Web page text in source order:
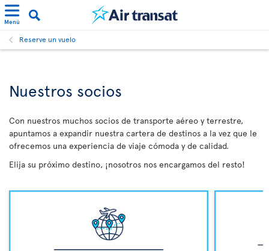
Menú
Reserve un vuelo
Nuestros socios
Con nuestros muchos socios de transporte aéreo y terrestre,
apuntamos a expandir nuestra cartera de destinos a la vez que le
ofrecemos una experiencia de viaje cómoda y de calidad.
Elija su próximo destino, ¡nosotros nos encargamos del resto!